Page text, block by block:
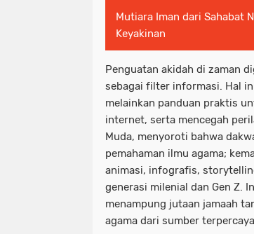
Mutiara Iman dari Sahabat
Keyakinan
Penguatan akidah di zaman
sebagai filter informasi. Hal
melainkan panduan praktis
internet, serta mencegah
Muda, menyoroti bahwa
pemahaman ilmu agama;
animasi, infografis,
generasi milenial dan Gen Z.
menampung jutaan jamaah
agama dari sumber